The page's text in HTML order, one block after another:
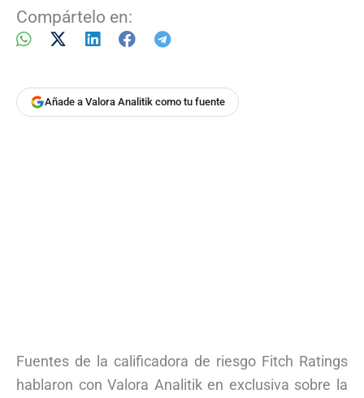
Compártelo en:
Añade a Valora Analitik como tu fuente
Fuentes de la calificadora de riesgo Fitch Ratings
hablaron con Valora Analitik en exclusiva sobre la